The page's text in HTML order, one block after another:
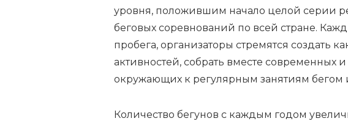
уровня, положившим начало целой серии
беговых соревнований по всей стране.
пробега, организаторы стремятся создать
активностей, собрать вместе современных
окружающих к регулярным занятиям бегом
Количество бегунов с каждым годом